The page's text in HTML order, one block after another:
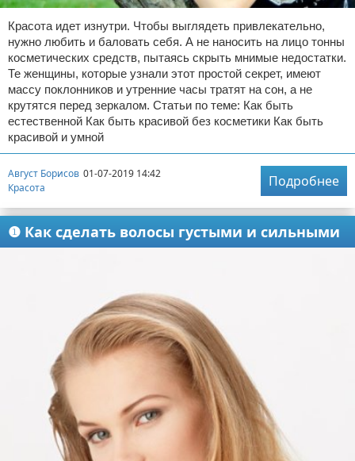
Красота идет изнутри. Чтобы выглядеть привлекательно,
нужно любить и баловать себя. А не наносить на лицо тонны
косметических средств, пытаясь скрыть мнимые недостатки.
Те женщины, которые узнали этот простой секрет, имеют
массу поклонников и утренние часы тратят на сон, а не
крутятся перед зеркалом. Статьи по теме: Как быть
естественной Как быть красивой без косметики Как быть
красивой и умной
Август Борисов 01-07-2019 14:42
Красота
Подробнее
❶ Как сделать волосы густыми и сильными